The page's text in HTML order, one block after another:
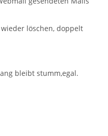
löschen, doppelt
bleibt stumm,egal.